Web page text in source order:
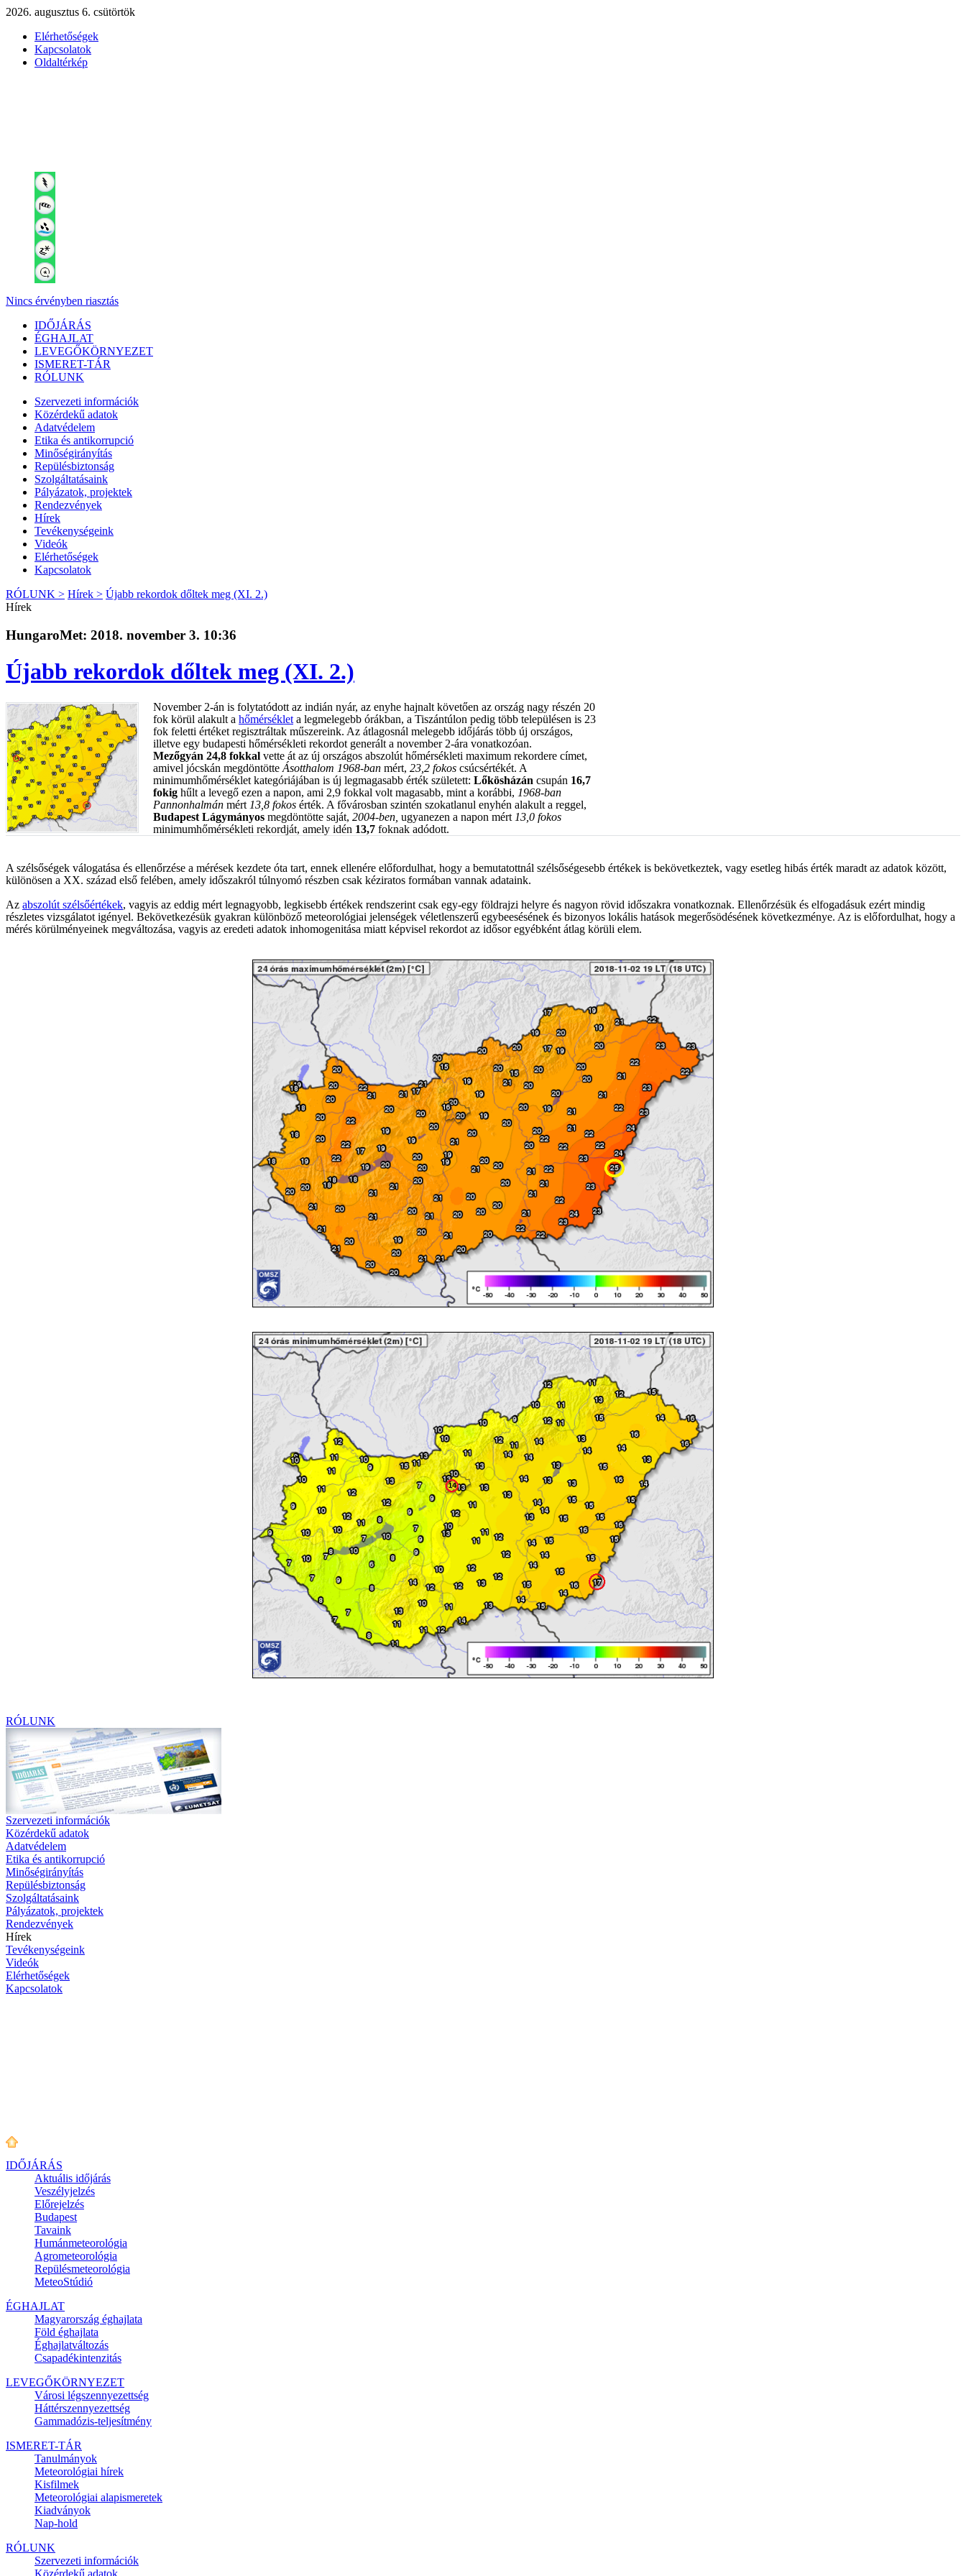
2026. augusztus 6. csütörtök
Elérhetőségek
Kapcsolatok
Oldaltérkép
Nincs érvényben riasztás
IDŐJÁRÁS
ÉGHAJLAT
LEVEGŐKÖRNYEZET
ISMERET-TÁR
RÓLUNK
Szervezeti információk
Közérdekű adatok
Adatvédelem
Etika és antikorrupció
Minőségirányítás
Repülésbiztonság
Szolgáltatásaink
Pályázatok, projektek
Rendezvények
Hírek
Tevékenységeink
Videók
Elérhetőségek
Kapcsolatok
RÓLUNK > Hírek > Újabb rekordok dőltek meg (XI. 2.)
Hírek
HungaroMet: 2018. november 3. 10:36
Újabb rekordok dőltek meg (XI. 2.)
November 2-án is folytatódott az indián nyár, az enyhe hajnalt követően az ország nagy részén 20
fok körül alakult a hőmérséklet a legmelegebb órákban, a Tiszántúlon pedig több településen is 23
fok feletti értéket regisztráltak műszereink. Az átlagosnál melegebb időjárás több új országos,
illetve egy budapesti hőmérsékleti rekordot generált a november 2-ára vonatkozóan.
Mezőgyán 24,8 fokkal vette át az új országos abszolút hőmérsékleti maximum rekordere címet,
amivel jócskán megdöntötte Ásotthalom 1968-ban mért, 23,2 fokos csúcsértékét. A
minimumhőmérséklet kategóriájában is új legmagasabb érték született: Lőkösházán csupán 16,7
fokig hűlt a levegő ezen a napon, ami 2,9 fokkal volt magasabb, mint a korábbi, 1968-ban
Pannonhalmán mért 13,8 fokos érték. A fővárosban szintén szokatlanul enyhén alakult a reggel,
Budapest Lágymányos megdöntötte saját, 2004-ben, ugyanezen a napon mért 13,0 fokos
minimumhőmérsékleti rekordját, amely idén 13,7 foknak adódott.
A szélsőségek válogatása és ellenőrzése a mérések kezdete óta tart, ennek ellenére előfordulhat, hogy a bemutatottnál szélsőségesebb értékek is bekövetkeztek, vagy esetleg hibás érték maradt az adatok között,
különösen a XX. század első felében, amely időszakról túlnyomó részben csak kéziratos formában vannak adataink.
Az abszolút szélsőértékek, vagyis az eddig mért legnagyobb, legkisebb értékek rendszerint csak egy-egy földrajzi helyre és nagyon rövid időszakra vonatkoznak. Ellenőrzésük és elfogadásuk ezért mindig
részletes vizsgálatot igényel. Bekövetkezésük gyakran különböző meteorológiai jelenségek véletlenszerű egybeesésének és bizonyos lokális hatások megerősödésének következménye. Az is előfordulhat, hogy a
mérés körülményeinek megváltozása, vagyis az eredeti adatok inhomogenitása miatt képvisel rekordot az idősor egyébként átlag körüli elem.
RÓLUNK
Szervezeti információk
Közérdekű adatok
Adatvédelem
Etika és antikorrupció
Minőségirányítás
Repülésbiztonság
Szolgáltatásaink
Pályázatok, projektek
Rendezvények
Hírek
Tevékenységeink
Videók
Elérhetőségek
Kapcsolatok
IDŐJÁRÁS
Aktuális időjárás
Veszélyjelzés
Előrejelzés
Budapest
Tavaink
Humánmeteorológia
Agrometeorológia
Repülésmeteorológia
MeteoStúdió
ÉGHAJLAT
Magyarország éghajlata
Föld éghajlata
Éghajlatváltozás
Csapadékintenzitás
LEVEGŐKÖRNYEZET
Városi légszennyezettség
Háttérszennyezettség
Gammadózis-teljesítmény
ISMERET-TÁR
Tanulmányok
Meteorológiai hírek
Kisfilmek
Meteorológiai alapismeretek
Kiadványok
Nap-hold
RÓLUNK
Szervezeti információk
Közérdekű adatok